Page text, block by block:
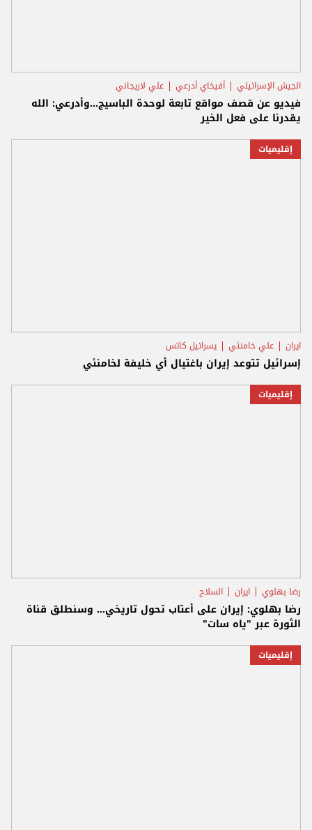
الجيش الإسرائيلي أفيخاي أدرعي علي لاريجاني
فيديو عن قصف مواقع تابعة لوحدة الباسيج...وأدرعي: الله
يقدرنا على فعل الخير
إقليميات
ايران علي خامنئي يسرائيل كاتس
إسرائيل تتوعد إيران باغتيال أي خليفة لخامنئي
إقليميات
رضا بهلوي ايران السلاح
رضا بهلوي: إيران على أعتاب تحول تاريخي... وسنطلق قناة
الثورة عبر "ياه سات"
إقليميات